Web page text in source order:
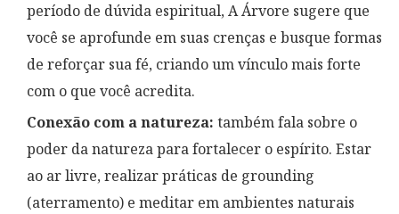
período de dúvida espiritual, A Árvore sugere que
você se aprofunde em suas crenças e busque formas
de reforçar sua fé, criando um vínculo mais forte
com o que você acredita.
Conexão com a natureza: também fala sobre o
poder da natureza para fortalecer o espírito. Estar
ao ar livre, realizar práticas de grounding
(aterramento) e meditar em ambientes naturais